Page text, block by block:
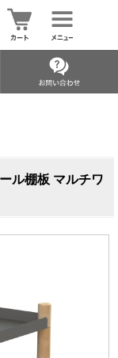
ル棚板 マルチワ